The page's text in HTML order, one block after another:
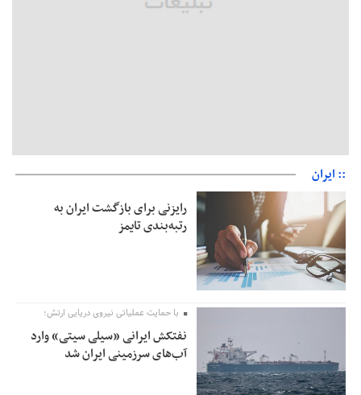
امیر اکرمی‌نیا: ارتش کاملاً آماده است
:: ایران
رایزنی برای بازگشت ایران به
رتبه‌بندی تایمز
با حمایت عملیاتی نیروی دریایی ارتش؛
نفتکش ایرانی «سیلی سیتی» وارد
آب‌های سرزمینی ایران شد